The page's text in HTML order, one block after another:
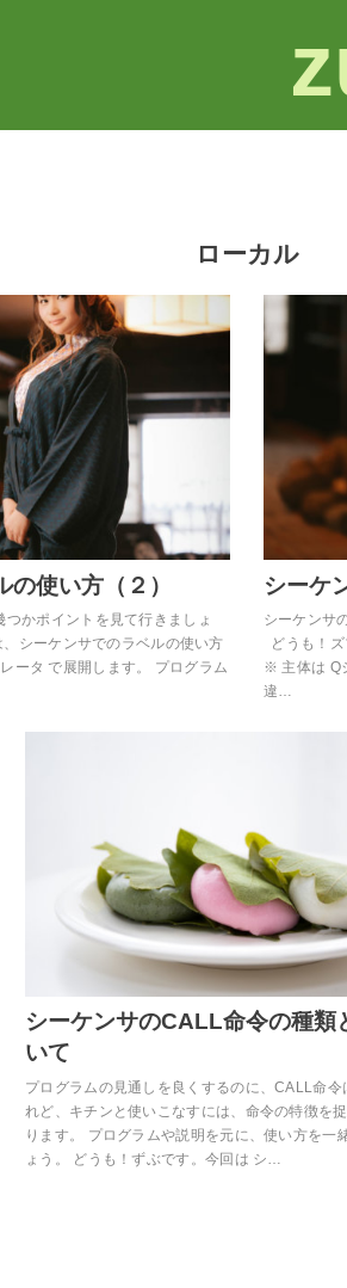
ローカル
使い方（２）
かポイントを見て行きましょ
シーケンサでのラベルの使い方
ータ で展開します。 プログラム
シーケ
シーケンサ
どうも！
※ 主体は Q
違…
シーケンサのCALL命令の種類
いて
プログラムの見通しを良くするのに、CALL命令
れど、キチンと使いこなすには、命令の特徴を
ります。 プログラムや説明を元に、使い方を一
ょう。 どうも！ずぶです。今回は シ…